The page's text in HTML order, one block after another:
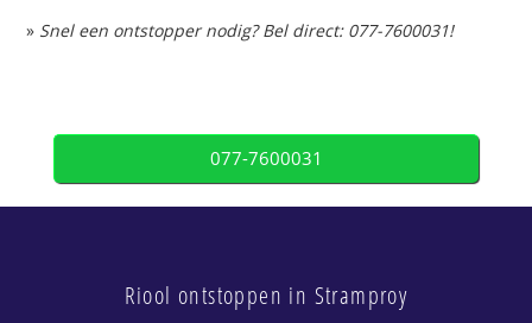
» Snel een ontstopper nodig? Bel direct: 077-7600031!
077-7600031
Riool ontstoppen in Stramproy